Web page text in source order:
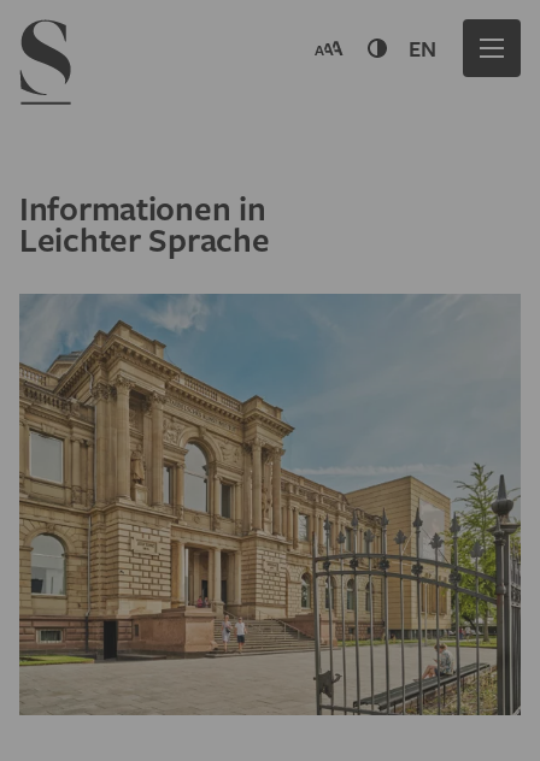
Navigation menu
EN
Informationen in
Leichter Sprache